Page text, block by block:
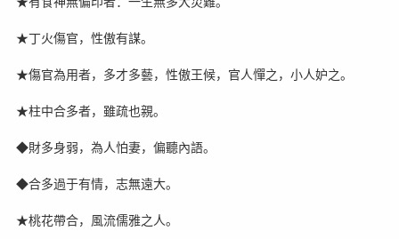
★丁火傷官，性傲有謀。
★傷官為用者，多才多藝，性傲王候，官人憚之，小人妒之。
★柱中合多者，雖疏也親。
◆財多身弱，為人怕妻，偏聽內語。
◆合多過于有情，志無遠大。
★桃花帶合，風流儒雅之人。